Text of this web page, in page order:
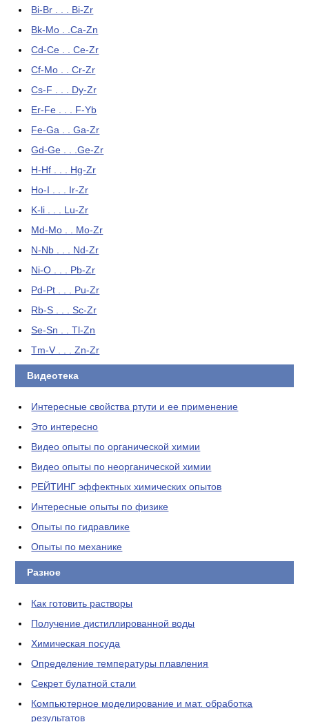
Bi-Br . . . Bi-Zr
Bk-Mo . .Ca-Zn
Cd-Ce . . Ce-Zr
Cf-Mo . . Cr-Zr
Cs-F . . . Dy-Zr
Er-Fe . . . F-Yb
Fe-Ga . . Ga-Zr
Gd-Ge . . .Ge-Zr
H-Hf . . . Hg-Zr
Ho-I . . . Ir-Zr
K-li . . . Lu-Zr
Md-Mo . . Mo-Zr
N-Nb . . . Nd-Zr
Ni-O . . . Pb-Zr
Pd-Pt . . . Pu-Zr
Rb-S . . . Sc-Zr
Se-Sn . . Tl-Zn
Tm-V . . . Zn-Zr
Видеотека
Интересные свойства ртути и ее применение
Это интересно
Видео опыты по органической химии
Видео опыты по неорганической химии
РЕЙТИНГ эффектных химических опытов
Интересные опыты по физике
Опыты по гидравлике
Опыты по механике
Разное
Как готовить растворы
Получение дистиллированной воды
Химическая посуда
Определение температуры плавления
Секрет булатной стали
Компьютерное моделирование и мат. обработка
результатов